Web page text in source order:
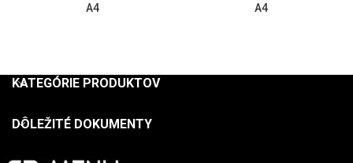
A4
A4
KATEGÓRIE PRODUKTOV
DÔLEŽITÉ DOKUMENTY